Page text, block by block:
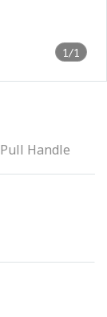
1/1
Pull Handle